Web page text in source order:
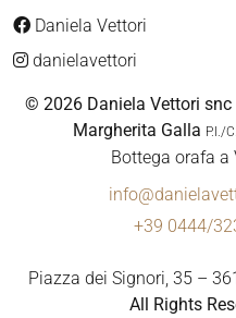
Daniela Vettori
danielavettori
© 2026 Daniela Vettori snc
Margherita Galla P.I./
Bottega orafa a
+39 0444/
Piazza dei Signori, 35 –
All Rights